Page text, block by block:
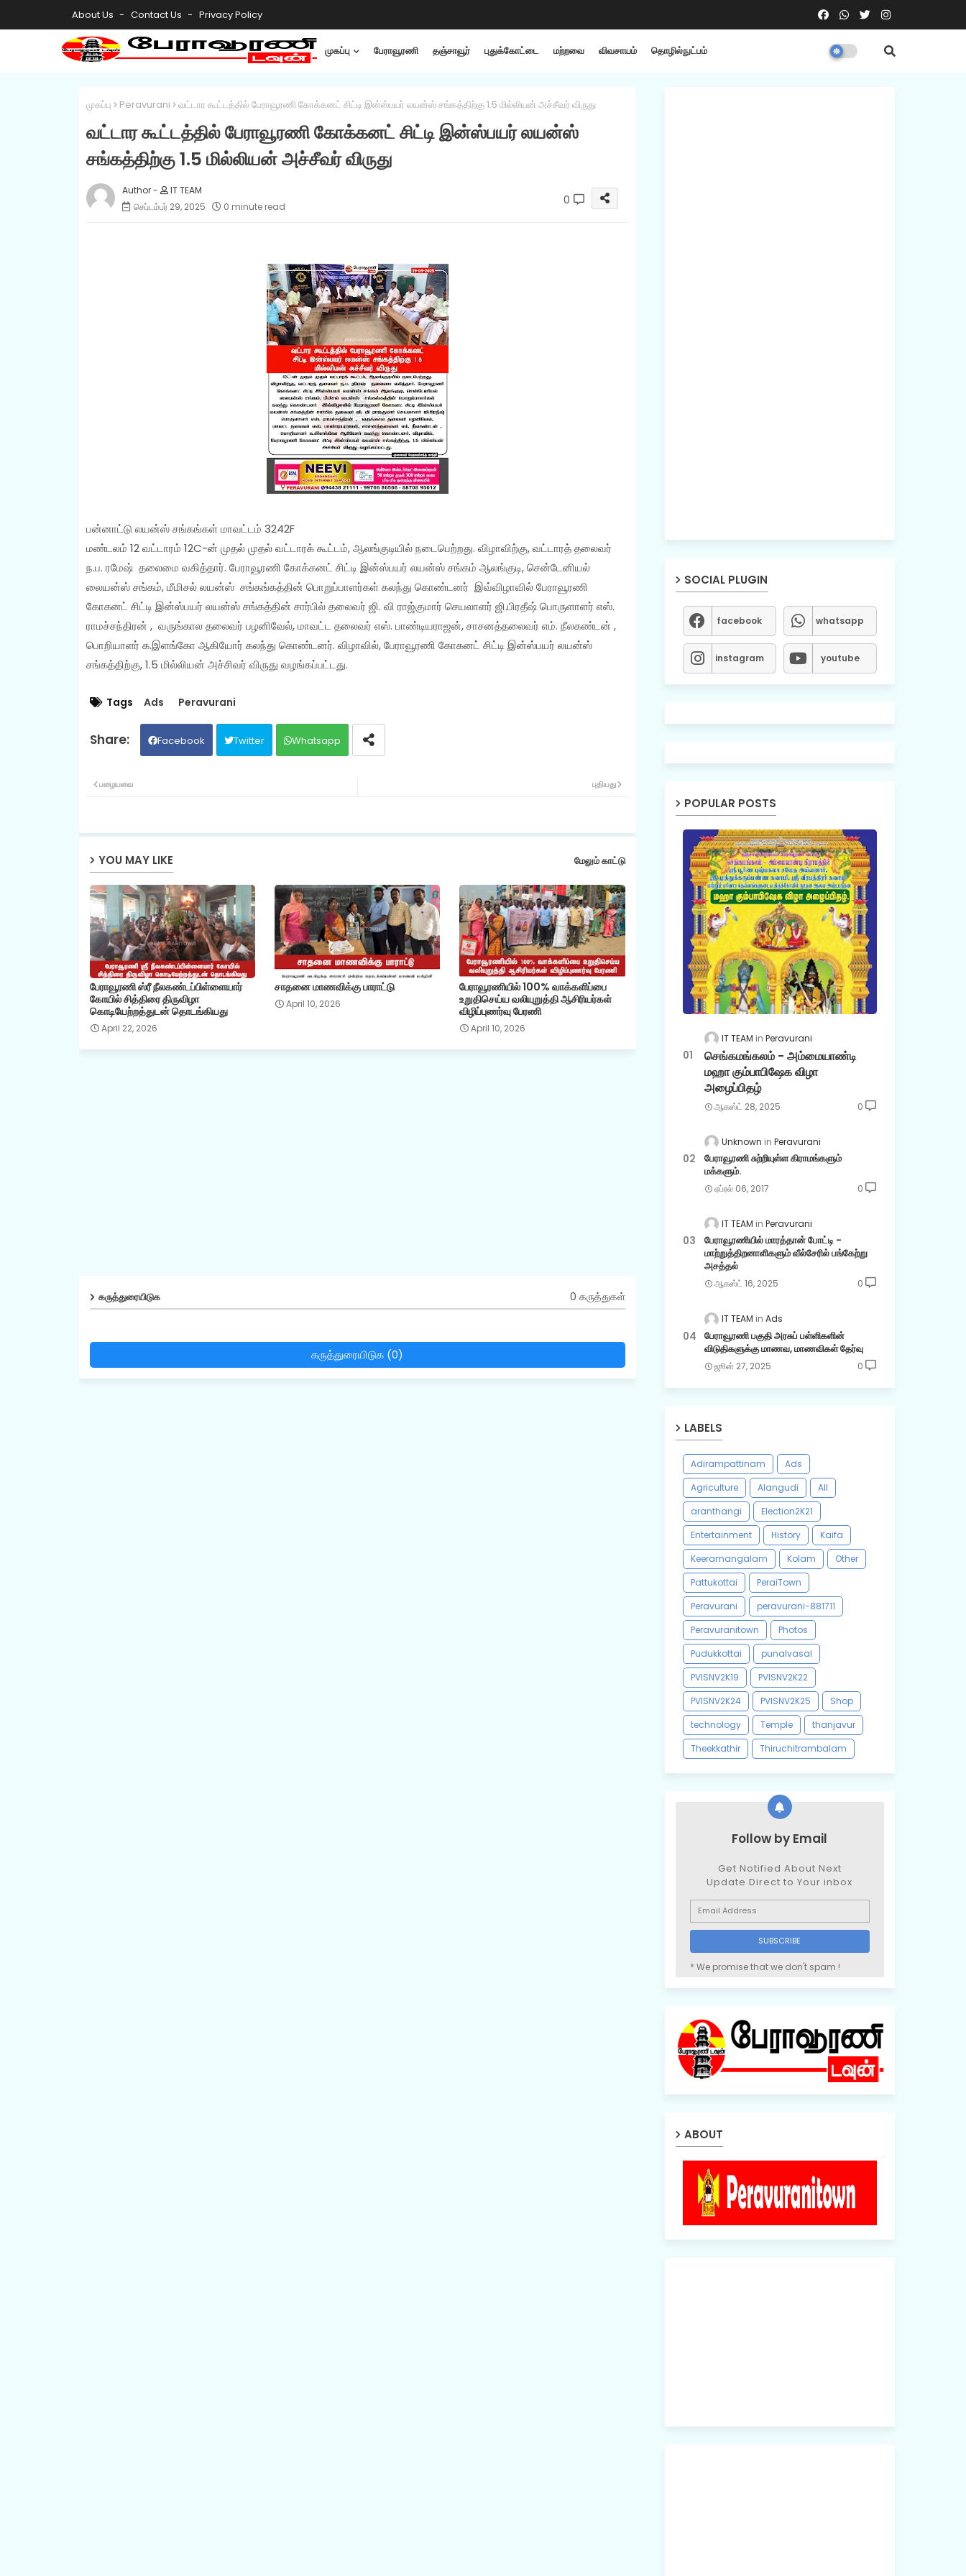
About Us Contact Us Privacy Policy
முகப்பு பேராவூரணி தஞ்சாவூர் புதுக்கோட்டை மற்றவை விவசாயம் தொழில்நுட்பம்
முகப்பு Peravurani வட்டார கூட்டத்தில் பேராவூரணி கோக்கனட் சிட்டி இன்ஸ்பயர் லயன்ஸ் சங்கத்திற்கு 1.5 மில்லியன் அச்சீவர் விருது
வட்டார கூட்டத்தில் பேராவூரணி கோக்கனட் சிட்டி இன்ஸ்பயர் லயன்ஸ்
சங்கத்திற்கு 1.5 மில்லியன் அச்சீவர் விருது
IT TEAM
செப்டம்பர் 29, 2025
0 minute read 0
பன்னாட்டு லயன்ஸ் சங்கங்கள் மாவட்டம் 3242F
மண்டலம் 12 வட்டாரம் 12C-ன் முதல் முதல் வட்டாரக் கூட்டம், ஆலங்குடியில் நடைபெற்றது. விழாவிற்கு, வட்டாரத் தலைவர்
ந.ப. ரமேஷ் தலைமை வகித்தார். பேராவூரணி கோக்கனட் சிட்டி இன்ஸ்பயர் லயன்ஸ் சங்கம் ஆலங்குடி, சென்டேனியல்
லையன்ஸ் சங்கம், மீமிசல் லயன்ஸ் சங்கங்கத்தின் பொறுப்பாளர்கள் கலந்து கொண்டனர் இவ்விழாவில் பேராவூரணி
கோகனட் சிட்டி இன்ஸ்பயர் லயன்ஸ் சங்கத்தின் சார்பில் தலைவர் ஜி. வி ராஜ்குமார் செயலாளர் ஜி.பிரதீஷ் பொருளாளர் எஸ்.
ராமச்சந்திரன் , வருங்கால தலைவர் பழனிவேல், மாவட்ட தலைவர் எஸ். பாண்டியராஜன், சாசனத்தலைவர் எம். நீலகண்டன் ,
பொறியாளர் க.இளங்கோ ஆகியோர் கலந்து கொண்டனர். விழாவில், பேராவூரணி கோகனட் சிட்டி இன்ஸ்பயர் லயன்ஸ்
சங்கத்திற்கு, 1.5 மில்லியன் அச்சிவர் விருது வழங்கப்பட்டது.
Tags Ads Peravurani
Facebook Twitter Whatsapp
புதியது
பழையவை
YOU MAY LIKE மேலும் காட்டு
பேராவூரணி ஸ்ரீ நீலகண்டப்பிள்ளையார்
கோயில் சித்திரை திருவிழா
கொடியேற்றத்துடன் தொடங்கியது
April 22, 2026
சாதனை மாணவிக்கு பாராட்டு
April 10, 2026
பேராவூரணியில் 100% வாக்களிப்பை
உறுதிசெய்ய வலியுறுத்தி ஆசிரியர்கள்
விழிப்புணர்வு பேரணி
April 10, 2026
கருத்துரையிடுக 0 கருத்துகள்
கருத்துரையிடுக (0)
SOCIAL PLUGIN
facebook whatsapp
instagram youtube
POPULAR POSTS
IT TEAM Peravurani
செங்கமங்கலம் - அம்மையாண்டி
மஹா கும்பாபிஷேக விழா
அழைப்பிதழ்
ஆகஸ்ட் 28, 2025 0
Unknown Peravurani
பேராவூரணி சுற்றியுள்ள கிராமங்களும்
மக்களும்.
ஏப்ரல் 06, 2017 0
IT TEAM Peravurani
பேராவூரணியில் மாரத்தான் போட்டி -
மாற்றுத்திறனாளிகளும் வீல்சேரில் பங்கேற்று
அசத்தல்
ஆகஸ்ட் 16, 2025 0
IT TEAM Ads
பேராவூரணி பகுதி அரசுப் பள்ளிகளின்
விடுதிகளுக்கு மாணவ, மாணவிகள் தேர்வு
ஜூன் 27, 2025 0
LABELS
Adirampattinam
Ads
Agriculture
Alangudi
All
aranthangi
Election2K21
Entertainment
History
Kaifa
Keeramangalam
Kolam
Other
Pattukottai
PeraiTown
Peravurani
peravurani-881711
Peravuranitown
Photos
Pudukkottai
punalvasal
PVISNV2K19
PVISNV2K22
PVISNV2K24
PVISNV2K25
Shop
technology
Temple
thanjavur
Theekkathir
Thiruchitrambalam
Follow by Email
Get Notified About Next
Update Direct to Your inbox
* We promise that we don't spam !
ABOUT